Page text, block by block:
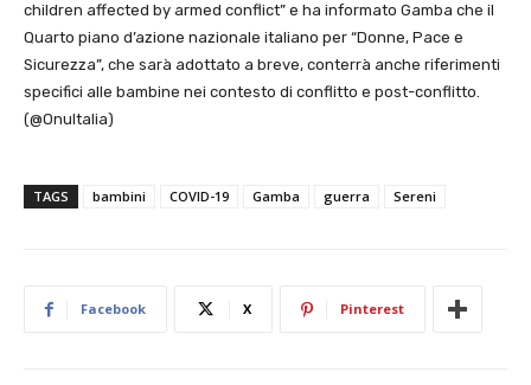
children affected by armed conflict” e ha informato Gamba che il
Quarto piano d’azione nazionale italiano per “Donne, Pace e
Sicurezza”, che sarà adottato a breve, conterrà anche riferimenti
specifici alle bambine nei contesto di conflitto e post-conflitto.
(@OnuItalia)
TAGS bambini COVID-19 Gamba guerra Sereni
Facebook X Pinterest